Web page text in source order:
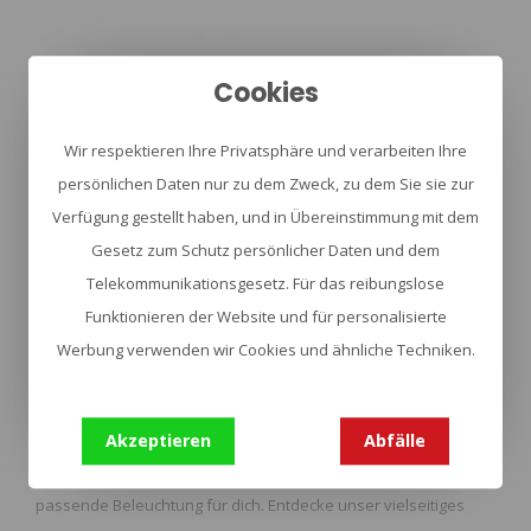
Zubehör
Taschenlampen
für deine nächste Outdoor-Tour suchst oder eine kompakte
Stirnlampe für Heimwerkerarbeiten benötigst - wir haben die
passende Beleuchtung für dich. Entdecke unser vielseitiges
Cookies
Wir respektieren Ihre Privatsphäre und verarbeiten Ihre
persönlichen Daten nur zu dem Zweck, zu dem Sie sie zur
Verfügung gestellt haben, und in Übereinstimmung mit dem
Gesetz zum Schutz persönlicher Daten und dem
Telekommunikationsgesetz. Für das reibungslose
Funktionieren der Website und für personalisierte
Werbung verwenden wir Cookies und ähnliche Techniken.
Akzeptieren Abfälle